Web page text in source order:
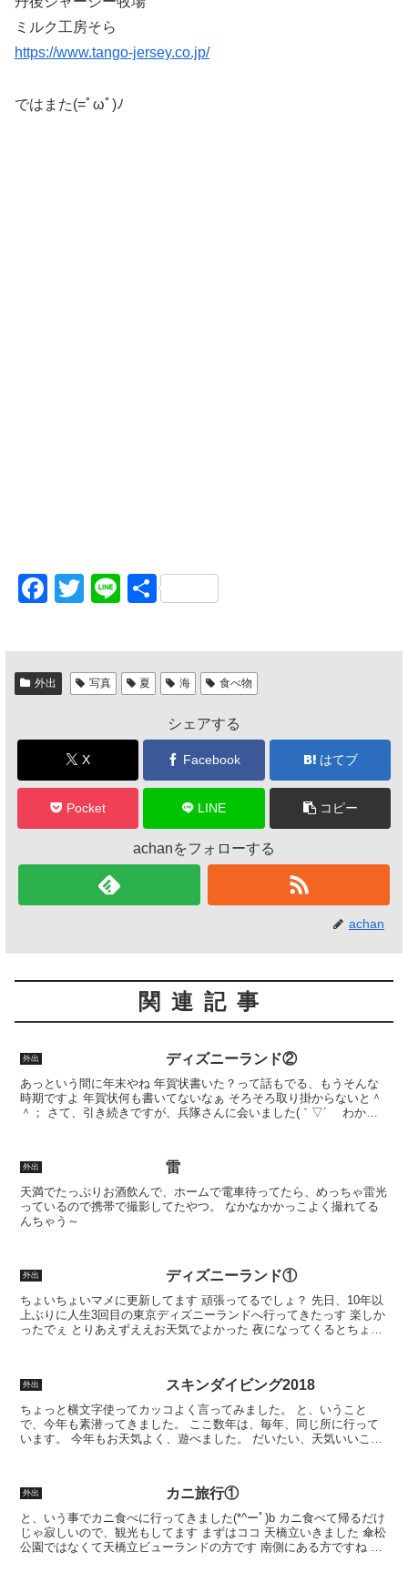
ミルク工房そら
https://www.tango-jersey.co.jp/
ではまた(=ﾟωﾟ)ﾉ
F
c
e
b
o
k
T
tt
er
Li
e
共
外出 写真 夏 海 食べ物
シェアする
X Facebook はてブ
Pocket LINE コピー
achanをフォローする
achan
関連記事
外出 ディズニーランド②
あっという間に年末やね 年賀状書いた？って話もでる、もうそんな
時期ですよ 年賀状何も書いてないなぁ そろそろ取り掛からないと＾
＾； さて、引き続きですが、兵隊さんに会いました(｀▽´ゞ わかり
外出 雷
天満でたっぷりお酒飲んで、ホームで電車待ってたら、めっちゃ雷光
っているので携帯で撮影してたやつ。 なかなかかっこよく撮れてる
んちゃう～
外出 ディズニーランド①
ちょいちょいマメに更新してます 頑張ってるでしょ？ 先日、10年以
上ぶりに人生3回目の東京ディズニーランドへ行ってきたっす 楽しか
ったでぇ とりあえずええお天気でよかった 夜になってくるとちょい
外出 スキンダイビング2018
ちょっと横文字使ってカッコよく言ってみました。 と、いうこと
で、今年も素潜ってきました。 ここ数年は、毎年、同じ所に行って
います。 今年もお天気よく、遊べました。 だいたい、天気いいこと
外出 カニ旅行①
と、いう事でカニ食べに行ってきました(*^ーﾟ)b カニ食べて帰るだけ
じゃ寂しいので、観光もしてます まずはココ 天橋立いきました 傘松
公園ではなくて天橋立ビューランドの方です 南側にある方ですね ち